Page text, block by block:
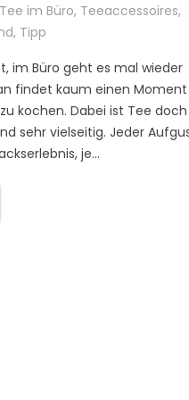
Tee im Büro, Teeaccessoires,
, Tipp
im Büro geht es mal wieder
findet kaum einen Moment
kochen. Dabei ist Tee doch
sehr vielseitig. Jeder
je…